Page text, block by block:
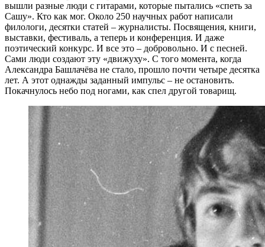
вышли разные люди с гитарами, которые пытались «спеть за
Сашу». Кто как мог. Около 250 научных работ написали
филологи, десятки статей – журналисты. Посвящения, книги,
выставки, фестиваль, а теперь и конференция. И даже
поэтический конкурс. И все это – добровольно. И с песней.
Сами люди создают эту «движуху». С того момента, когда
Александра Башлачёва не стало, прошло почти четыре десятка
лет. А этот однажды заданный импульс – не остановить.
Покачнулось небо под ногами, как спел другой товарищ.